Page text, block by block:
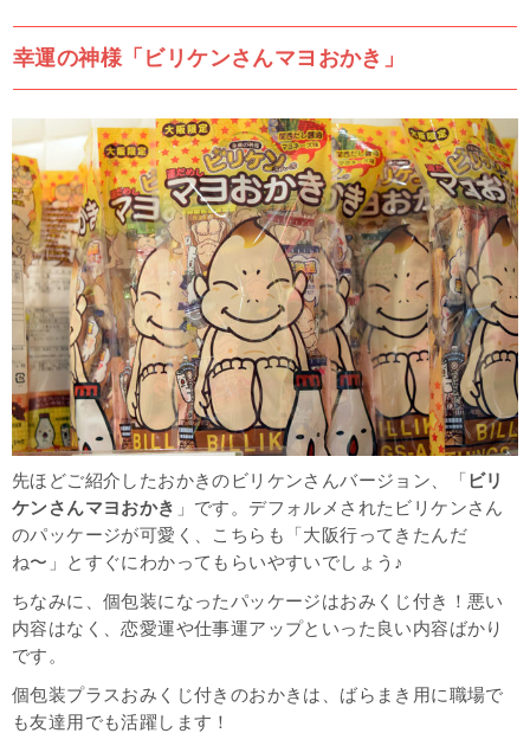
幸運の神様「ビリケンさんマヨおかき」
先ほどご紹介したおかきのビリケンさんバージョン、「 ビリ
ケンさんマヨおかき 」です。デフォルメされたビリケンさん
のパッケージが可愛く、こちらも「大阪行ってきたんだ
ね〜」とすぐにわかってもらいやすいでしょう♪
ちなみに、個包装になったパッケージはおみくじ付き！悪い
内容はなく、恋愛運や仕事運アップといった良い内容ばかり
です。
個包装プラスおみくじ付きのおかきは、ばらまき用に職場で
も友達用でも活躍します！